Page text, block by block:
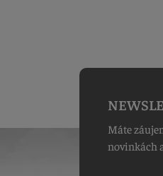
Máte
novinkách